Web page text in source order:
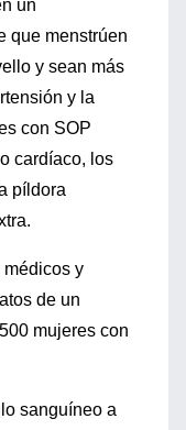
un
que menstrúen
y sean más
y la
con SOP
cardíaco, los
píldora
médicos y
de un
mujeres con
sanguíneo a